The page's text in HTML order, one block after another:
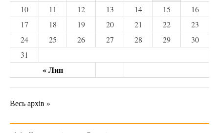
« Лип
10
11 12 13 14 15
16
17
18 19 20 21 22
23
24
25 26 27 28 29
30
31
Весь архів »